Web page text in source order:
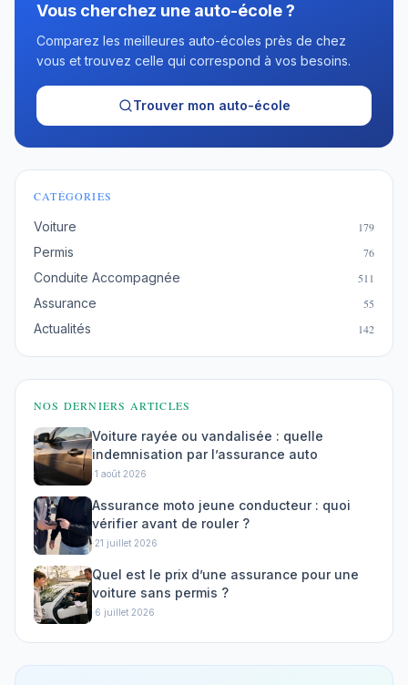
Vous cherchez une auto-école ?
Comparez les meilleures auto-écoles près de chez
vous et trouvez celle qui correspond à vos besoins.
Trouver mon auto-école
CATÉGORIES
Voiture 179
Permis 76
Conduite Accompagnée 511
Assurance 55
Actualités 142
NOS DERNIERS ARTICLES
Voiture rayée ou vandalisée : quelle
indemnisation par l’assurance auto
·1 août 2026
Assurance moto jeune conducteur : quoi
vérifier avant de rouler ?
·21 juillet 2026
Quel est le prix d’une assurance pour une
voiture sans permis ?
·6 juillet 2026